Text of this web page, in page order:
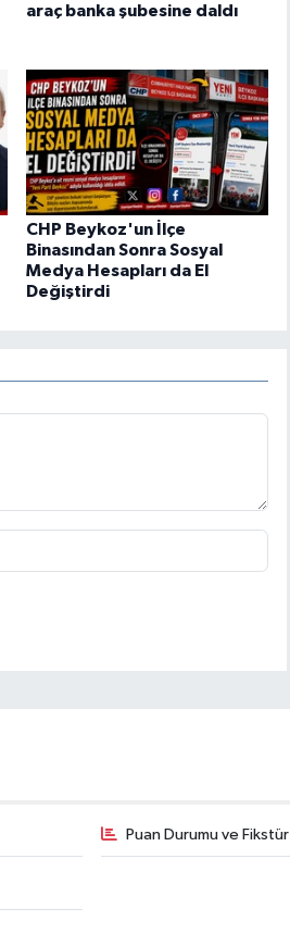
araç banka şubesine daldı
CHP Beykoz'un İlçe
Binasından Sonra Sosyal
Medya Hesapları da El
Değiştirdi
Puan Durumu ve Fikstür